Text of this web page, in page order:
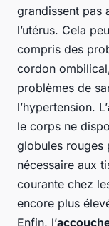
grandissent pas
l’utérus. Cela
compris des
cordon
problèmes de
l’hypertension. L’
le corps ne
globules rouges
nécessaire aux
courante chez
encore plus
Enfin, l’